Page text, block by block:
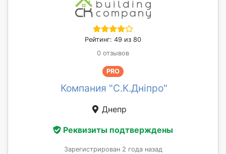
Рейтинг: 49 из 80
0 отзывов
PRO
Компания "С.К.Дніпро"
Днепр
Реквизиты подтверждены
Зарегистрирован 2 года назад